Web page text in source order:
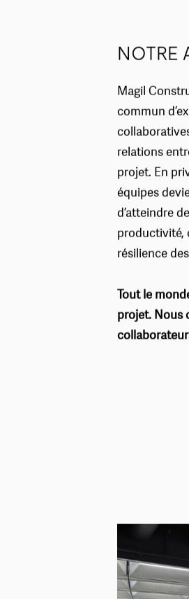
Magil
commun
relations
projet. En
équipes
d’atteindre
productivité,
Tout le
projet. Nous